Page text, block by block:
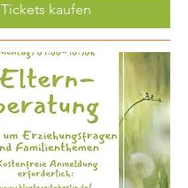
Tickets kaufen